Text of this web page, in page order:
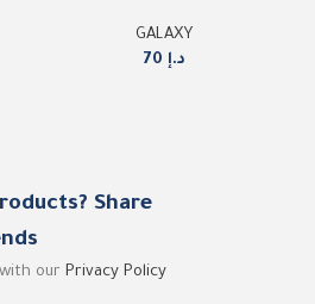
GALAXY
د.إ
Share
our Privacy Policy